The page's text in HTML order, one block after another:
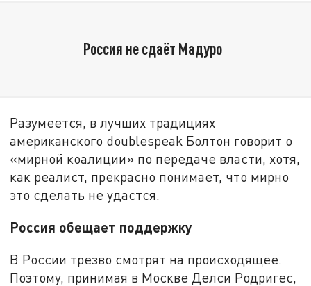
Россия не сдаёт Мадуро
Разумеется, в лучших традициях
американского doublespeak Болтон говорит о
«мирной коалиции» по передаче власти, хотя,
как реалист, прекрасно понимает, что мирно
это сделать не удастся.
Россия обещает поддержку
В России трезво смотрят на происходящее.
Поэтому, принимая в Москве Делси Родригес,